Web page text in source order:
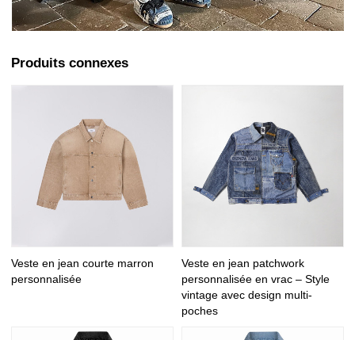
Produits connexes
Veste en jean courte marron
personnalisée
Veste en jean patchwork
personnalisée en vrac – Style
vintage avec design multi-
poches